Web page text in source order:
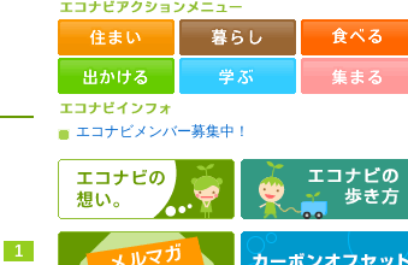
1
エコナビメンバー募集中！